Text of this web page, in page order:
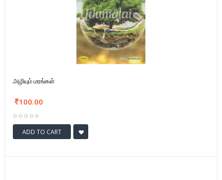
அழியும் மரங்கள்
100.00
ADD TO CART